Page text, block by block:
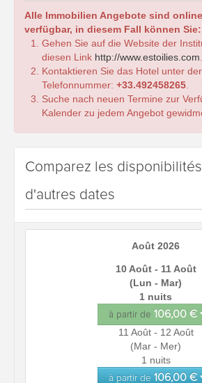
Alle Immobilien Angebote sind
verfügbar, in diesem Fall können Sie:
Gehen Sie auf die Website der
diesen Link http://www.estoilies.com
Kontaktieren Sie das Hotel unter der
Telefonnummer: +33.492458265
Suche nach neuen Termine zur
Kalender zu jedem Angebot
Comparez les
d'autres dates
Août 2026
10 Août - 11 Août
(Lun - Mar)
1 nuits
à partir de 106,00 € *
11 Août - 12 Août
(Mar - Mer)
1 nuits
à partir de 106,00 € *